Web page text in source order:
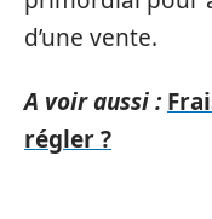
d’une vente.
A voir aussi :
régler ?